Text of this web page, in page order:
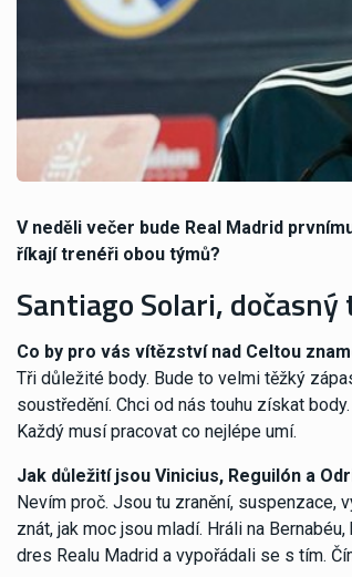
V neděli večer bude Real Madrid
říkají trenéři obou týmů?
Santiago Solari,
Co by pro vás vítězství nad Celtou
Tři důležité body. Bude to velmi těžký
soustředění. Chci od nás touhu získat
Každý musí pracovat co nejlépe umí.
Jak důležití jsou Vinicius, Reguilón a
Nevím proč. Jsou tu zranění, suspenzace,
znát, jak moc jsou mladí. Hráli na
dres Realu Madrid a vypořádali se s tím.